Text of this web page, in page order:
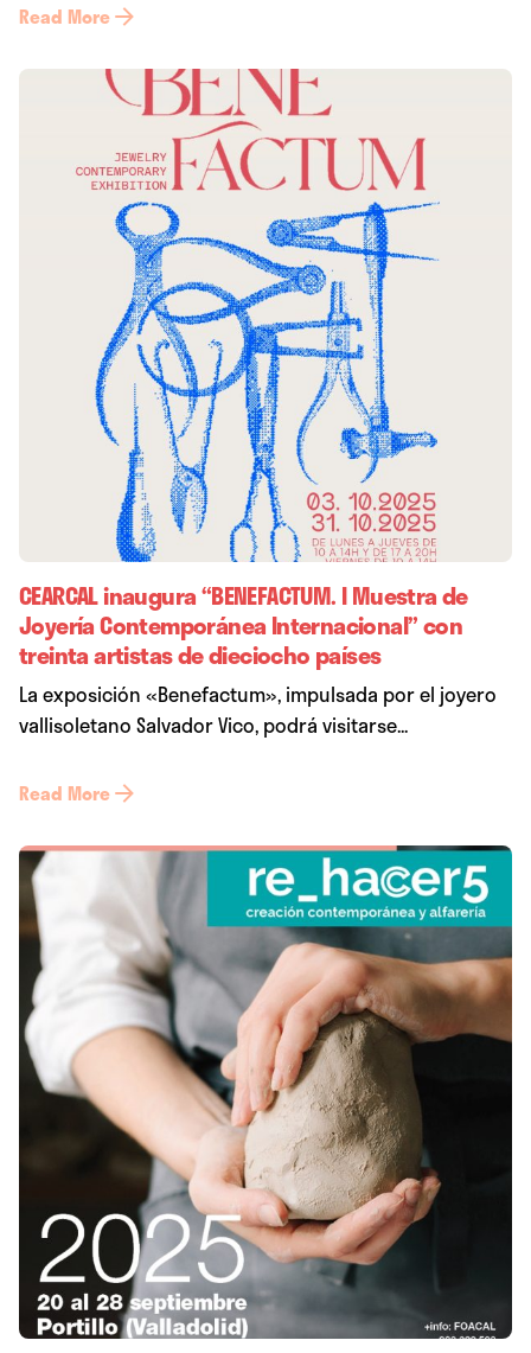
Read More
CEARCAL inaugura “BENEFACTUM. I Muestra de
Joyería Contemporánea Internacional” con
treinta artistas de dieciocho países
La exposición «Benefactum», impulsada por el joyero
vallisoletano Salvador Vico, podrá visitarse...
Read More